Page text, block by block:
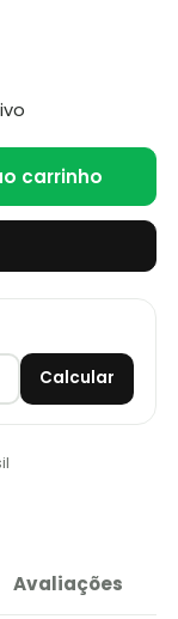
carrinho
Calcular
Avaliações